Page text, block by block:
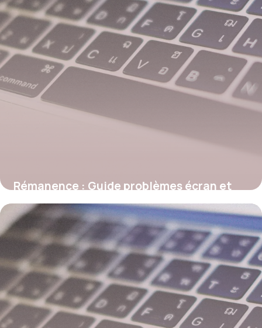
Rémanence : Guide problèmes écran et
solutions
27 mai 2026